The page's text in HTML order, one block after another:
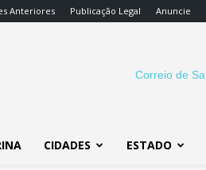
Anteriores Publicação Legal Anuncie
CIDADES ESTADO